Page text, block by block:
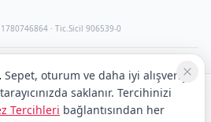
· Tic.Sicil 906539-0
Sepet, oturum ve daha iyi alışveriş
saklanır. Tercihinizi
Tercihleri bağlantısından her